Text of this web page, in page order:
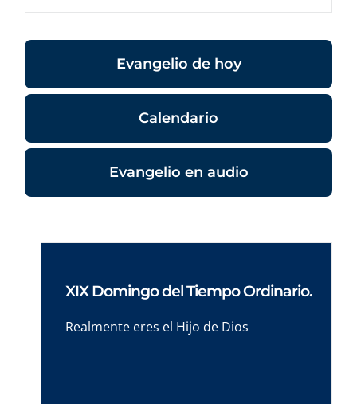
Evangelio de hoy
Calendario
Evangelio en audio
XIX Domingo del Tiempo Ordinario.
Realmente eres el Hijo de Dios